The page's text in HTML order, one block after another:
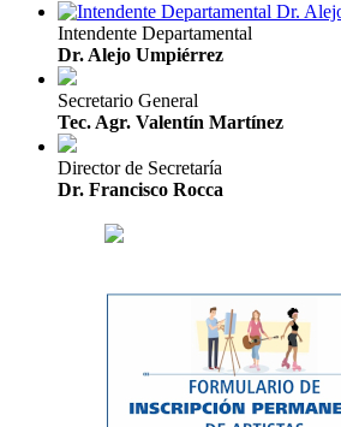
Intendente Departamental
Dr. Alejo Umpiérrez
Secretario General
Tec. Agr. Valentín Martínez
Director de Secretaría
Dr. Francisco Rocca